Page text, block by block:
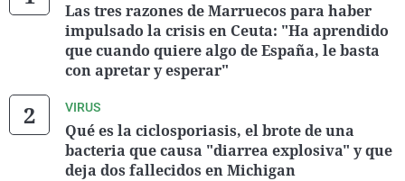
Las tres razones de Marruecos para haber
impulsado la crisis en Ceuta: "Ha aprendido
que cuando quiere algo de España, le basta
con apretar y esperar"
VIRUS
Qué es la ciclosporiasis, el brote de una
bacteria que causa "diarrea explosiva" y que
deja dos fallecidos en Michigan